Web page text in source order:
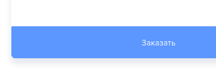
Заказать